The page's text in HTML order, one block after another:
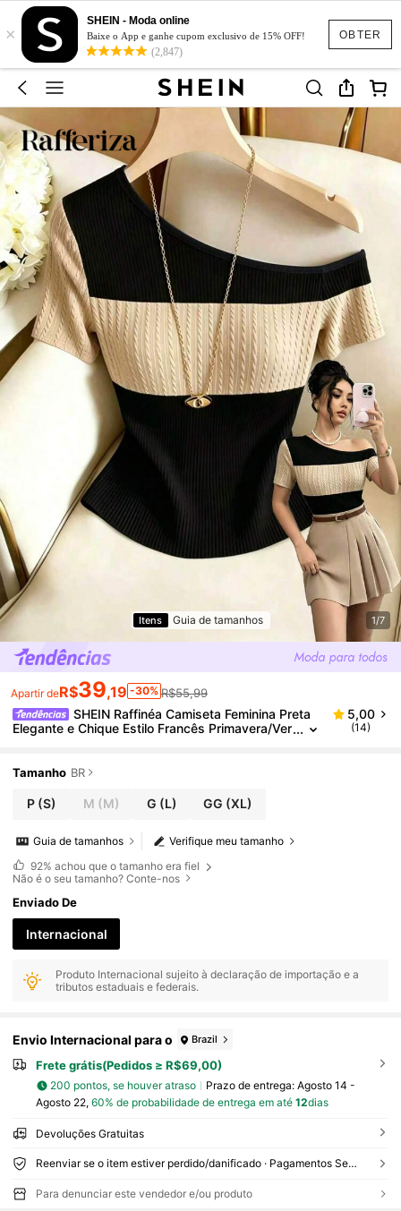
OBTER
×
SHEIN - Moda online
Baixe o App e ganhe cupom exclusivo de 15% OFF!
(2,847)
Itens Guia de tamanhos 1/7
Apartir deR$39,19 -30% R$55,99
SHEIN Raffinéa Camiseta Feminina Preta
Elegante e Chique Estilo Francês Primavera/Ver
ias, Passeio, Y2K, Volta às Aulas, Casual, Praia, Ne
orados
5,00
(14)
Tamanho BR
P (S) M (M) G (L) GG (XL)
Verifique meu tamanho
Guia de tamanhos
92% achou que o tamanho era fiel
Não é o seu tamanho? Conte-nos
Enviado De
Internacional
Produto Internacional sujeito à declaração de importação e a
tributos estaduais e federais.
Envio Internacional para o Brazil
Frete grátis(Pedidos ≥ R$69,00)
200 pontos, se houver atraso Prazo de entrega: Agosto 14 -
Agosto 22, 60% de probabilidade de entrega em até 12dias
Devoluções Gratuitas
Reenviar se o item estiver perdido/danificado · Pagamentos Seguros · Proteção de privacidade
Para denunciar este vendedor e/ou produto